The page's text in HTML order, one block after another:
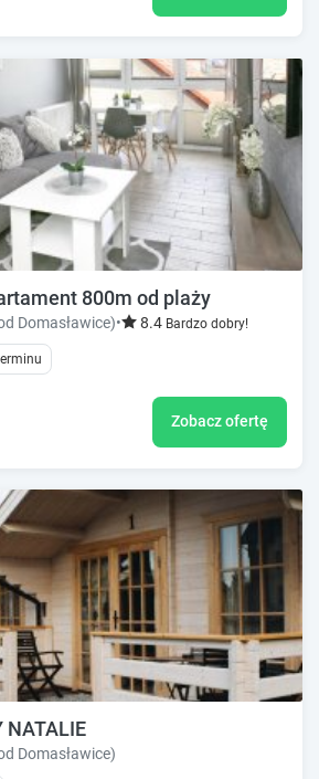
800m od plaży
Domasławice)• 8.4 Bardzo dobry!
Zobacz ofertę
NATALIE
Domasławice)